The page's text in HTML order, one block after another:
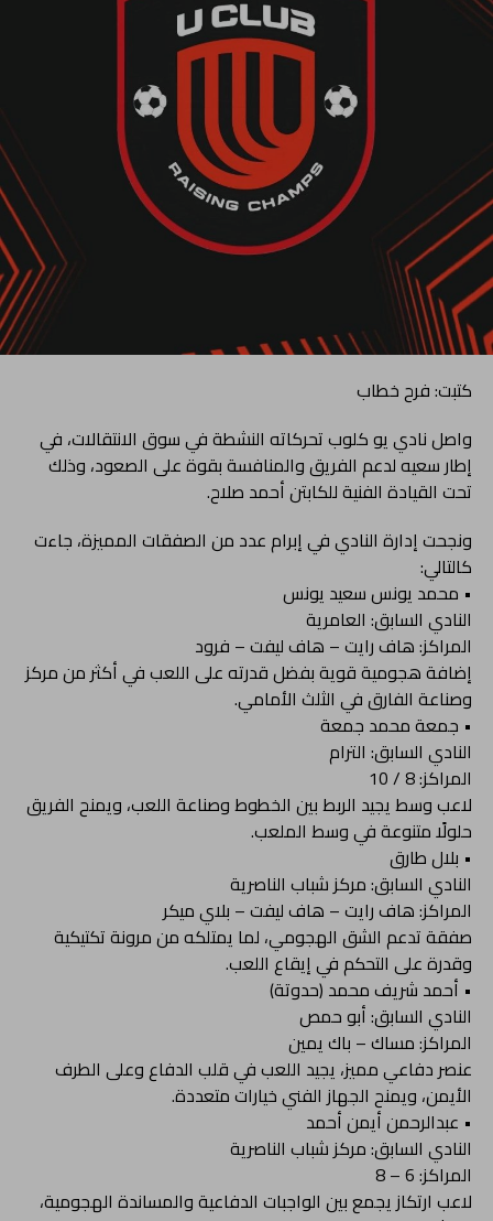
كتبت: فرح خطاب
واصل نادي يو كلوب تحركاته النشطة في سوق الانتقالات، في
إطار سعيه لدعم الفريق والمنافسة بقوة على الصعود، وذلك
تحت القيادة الفنية للكابتن أحمد صلاح.
ونجحت إدارة النادي في إبرام عدد من الصفقات المميزة، جاءت
كالتالي:
• محمد يونس سعيد يونس
النادي السابق: العامرية
المراكز: هاف رايت – هاف ليفت – فرود
إضافة هجومية قوية بفضل قدرته على اللعب في أكثر من مركز
وصناعة الفارق في الثلث الأمامي.
• جمعة محمد جمعة
النادي السابق: الترام
المراكز: 8 / 10
لاعب وسط يجيد الربط بين الخطوط وصناعة اللعب، ويمنح الفريق
حلولًا متنوعة في وسط الملعب.
• بلال طارق
النادي السابق: مركز شباب الناصرية
المراكز: هاف رايت – هاف ليفت – بلاي ميكر
صفقة تدعم الشق الهجومي، لما يمتلكه من مرونة تكتيكية
وقدرة على التحكم في إيقاع اللعب.
• أحمد شريف محمد (حدوتة)
النادي السابق: أبو حمص
المراكز: مساك – باك يمين
عنصر دفاعي مميز، يجيد اللعب في قلب الدفاع وعلى الطرف
الأيمن، ويمنح الجهاز الفني خيارات متعددة.
• عبدالرحمن أيمن أحمد
النادي السابق: مركز شباب الناصرية
المراكز: 6 – 8
لاعب ارتكاز يجمع بين الواجبات الدفاعية والمساندة الهجومية،